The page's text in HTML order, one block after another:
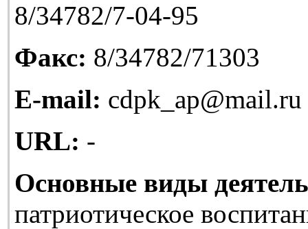
8/34782/7-04-95
Факс: 8/34782/71303
E-mail: cdpk_ap@mail.ru
URL: -
Основные виды
патриотическое